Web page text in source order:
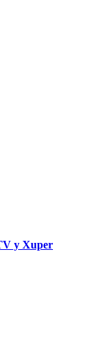
y Xuper